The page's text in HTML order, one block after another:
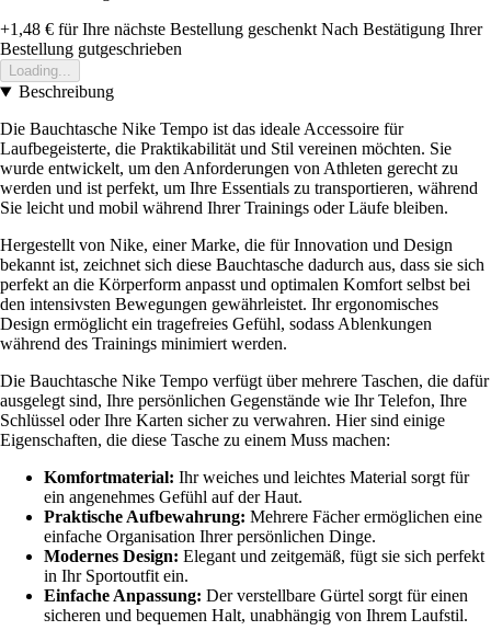
+1,48 € für Ihre nächste Bestellung geschenkt Nach Bestätigung Ihrer
Bestellung gutgeschrieben
Loading...
Beschreibung
Die Bauchtasche Nike Tempo ist das ideale Accessoire für
Laufbegeisterte, die Praktikabilität und Stil vereinen möchten. Sie
wurde entwickelt, um den Anforderungen von Athleten gerecht zu
werden und ist perfekt, um Ihre Essentials zu transportieren, während
Sie leicht und mobil während Ihrer Trainings oder Läufe bleiben.
Hergestellt von Nike, einer Marke, die für Innovation und Design
bekannt ist, zeichnet sich diese Bauchtasche dadurch aus, dass sie sich
perfekt an die Körperform anpasst und optimalen Komfort selbst bei
den intensivsten Bewegungen gewährleistet. Ihr ergonomisches
Design ermöglicht ein tragefreies Gefühl, sodass Ablenkungen
während des Trainings minimiert werden.
Die Bauchtasche Nike Tempo verfügt über mehrere Taschen, die dafür
ausgelegt sind, Ihre persönlichen Gegenstände wie Ihr Telefon, Ihre
Schlüssel oder Ihre Karten sicher zu verwahren. Hier sind einige
Eigenschaften, die diese Tasche zu einem Muss machen:
Komfortmaterial: Ihr weiches und leichtes Material sorgt für
ein angenehmes Gefühl auf der Haut.
Praktische Aufbewahrung: Mehrere Fächer ermöglichen eine
einfache Organisation Ihrer persönlichen Dinge.
Modernes Design: Elegant und zeitgemäß, fügt sie sich perfekt
in Ihr Sportoutfit ein.
Einfache Anpassung: Der verstellbare Gürtel sorgt für einen
sicheren und bequemen Halt, unabhängig von Ihrem Laufstil.